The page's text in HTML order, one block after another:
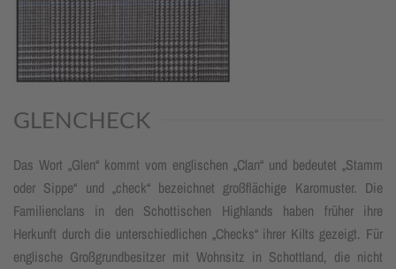
GLENCHECK
Das Wort „Glen“ kommt vom englischen „Clan“ und bedeutet „Stamm
oder Sippe“ und „check“ bezeichnet großflächige Karomuster. Die
Familienclans in den Schottischen Highlands haben früher ihre
Herkunft durch die unterschiedlichen „Checks“ ihrer Kilts gezeigt. Für
englische Großgrundbesitzer mit Wohnsitz in Schottland, die nicht